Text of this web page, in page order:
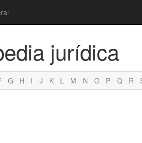
jurídica
G H I J K L M N O P Q R